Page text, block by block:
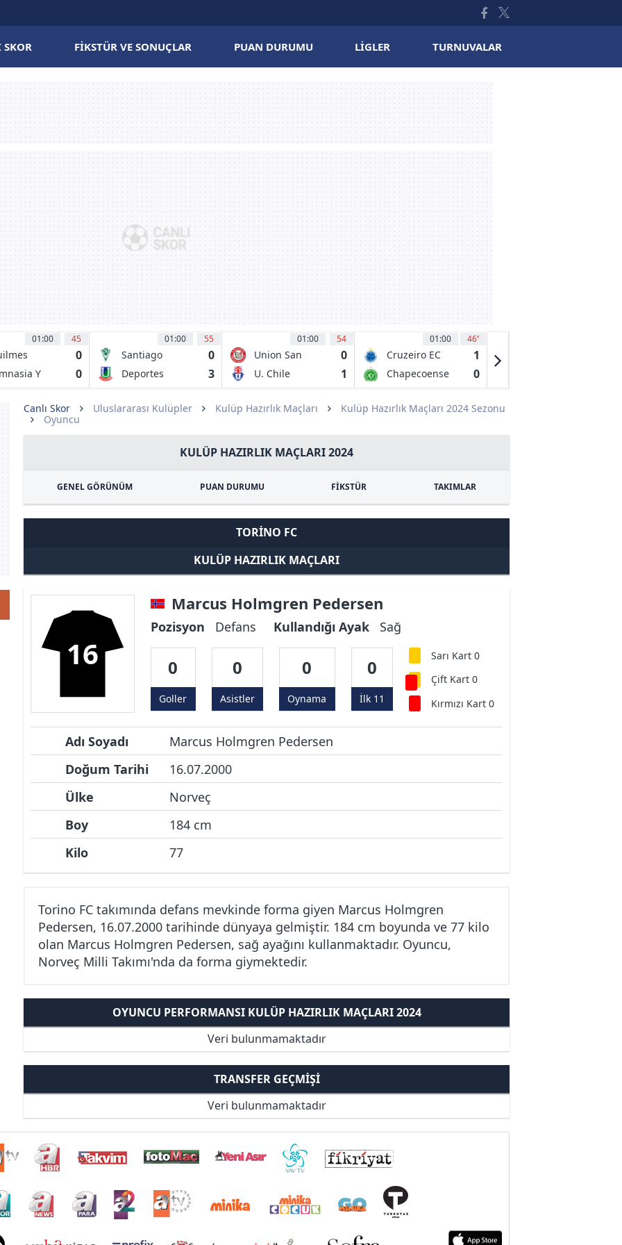
SKOR FIKSTÜR VE SONUÇLAR PUAN DURUMU LIGLER TURNUVALAR
01:00 45
Club
0
Y
0
01:00 55
Santiago
Wanderers
0
Deportes
Calera
3
01:00 54
Union San
Felipe
0
U. Chile 1
01:00 46'
Cruzeiro EC
MG
1
Chapecoense
0
Canlı Skor Uluslararası Kulüpler Kulüp Hazırlık Maçları
Kulüp Hazırlık Maçları 2024 Sezonu
Oyuncu
KULÜP HAZIRLIK MAÇLARI 2024
GENEL GÖRÜNÜM PUAN DURUMU FİKSTÜR TAKIMLAR
TORINO FC
KULÜP HAZIRLIK MAÇLARI
16
Marcus Holmgren Pedersen
Pozisyon Defans Kullandığı Ayak Sağ
0
Goller
0
Asistler
0
Oynama
0
İlk 11
Sarı Kart 0
Çift Kart 0
Kırmızı Kart 0
Adı Soyadı
Marcus Holmgren Pedersen
Doğum Tarihi
16.07.2000
Ülke
Norveç
Boy
184 cm
Kilo
77
Torino FC takımında defans mevkinde forma giyen Marcus Holmgren
Pedersen, 16.07.2000 tarihinde dünyaya gelmiştir. 184 cm boyunda ve 77 kilo
olan Marcus Holmgren Pedersen, sağ ayağını kullanmaktadır. Oyuncu,
Norveç Milli Takımı'nda da forma giymektedir.
OYUNCU PERFORMANSI KULÜP HAZIRLIK MAÇLARI 2024
Veri bulunmamaktadır
TRANSFER GEÇMIŞI
Veri bulunmamaktadır